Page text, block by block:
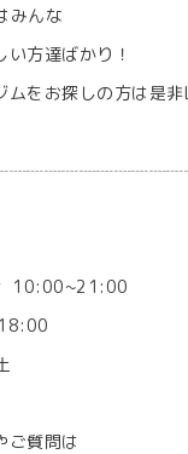
みんな
い方達ばかり！
ムをお探しの方は是非
10:00~21:00
ご質問は